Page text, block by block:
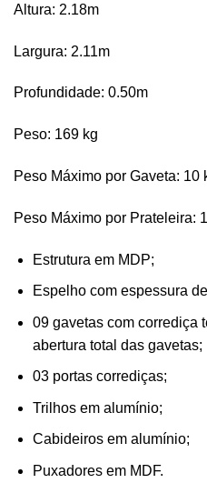
Altura: 2.18m
Largura: 2.11m
Profundidade: 0.50m
Peso: 169 kg
Peso Máximo por Gaveta: 10
Peso Máximo por Prateleira:
Estrutura em MDP;
Espelho com espessura
09 gavetas com corrediça
abertura total das gavetas;
03 portas corrediças;
Trilhos em alumínio;
Cabideiros em alumínio;
Puxadores em MDF.